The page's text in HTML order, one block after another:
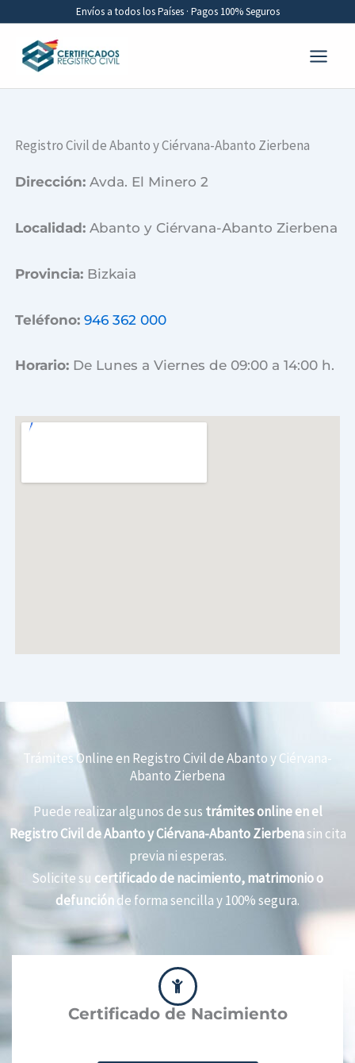
contenido
Envíos a todos los Países · Pagos 100% Seguros
Registro Civil de Abanto y Ciérvana-Abanto Zierbena
Dirección: Avda. El Minero 2
Localidad:Abanto y Ciérvana-Abanto Zierbena
Provincia: Bizkaia
Teléfono: 946 362 000
Horario: De Lunes a Viernes de 09:00 a 14:00 h.
Trámites Online en Registro Civil de Abanto y Ciérvana-
Abanto Zierbena
Puede realizar algunos de sus trámites online en el
Registro Civil de Abanto y Ciérvana-Abanto Zierbenasin cita
previa ni esperas.
Solicite su certificado de nacimiento, matrimonio o
defunciónde forma sencilla y 100% segura.
Certificado de Nacimiento